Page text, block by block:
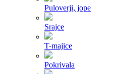
Puloverji, jope
Srajce
T-majice
Pokrivala